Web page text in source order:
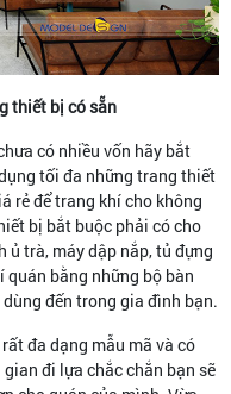
thiết bị có sẵn
có nhiều vốn hãy bắt
tối đa những trang thiết
rẻ để trang khí cho không
bị bắt buộc phải có cho
ủ trà, máy dập nắp, tủ đựng
quán bằng những bộ bàn
đến trong gia đình bạn.
đa dạng mẫu mã và có
đi lựa chắc chắn bạn sẽ